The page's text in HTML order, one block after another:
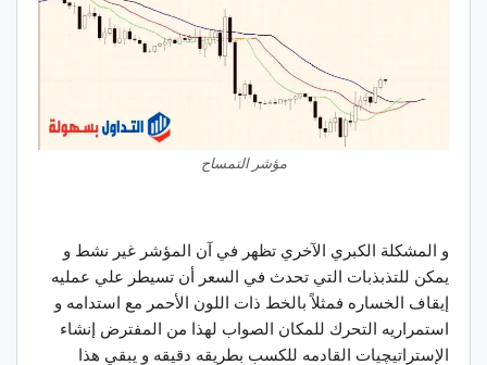
مؤشر التمساح
و المشكلة الكبري الآخري تظهر في آن المؤشر غير نشط و
يمكن للتذبذبات التي تحدث في السعر أن تسيطر علي عمليه
إيقاف الخساره فمثلاً بالخط ذات اللون الأحمر مع استدامه و
استمراريه التحرك للمكان الصواب لهذا من المفترض إنشاء
الإستراتيچيات القادمه للكسب بطريقه دقيقه و يبقي هذا